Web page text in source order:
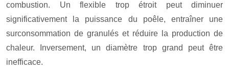
combustion. Un flexible trop étroit peut diminuer
significativement la puissance du poêle, entraîner une
surconsommation de granulés et réduire la production de
chaleur. Inversement, un diamètre trop grand peut être
inefficace.